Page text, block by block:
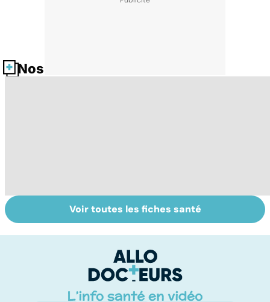
Nos fiches santé
Donner son corps
à la science
La greffe, du
prélèvement à la
Voir toutes les fiches santé